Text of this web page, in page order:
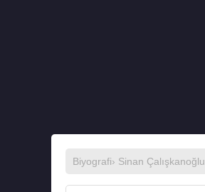
Biyografi› Sinan Çalışkanoğlu